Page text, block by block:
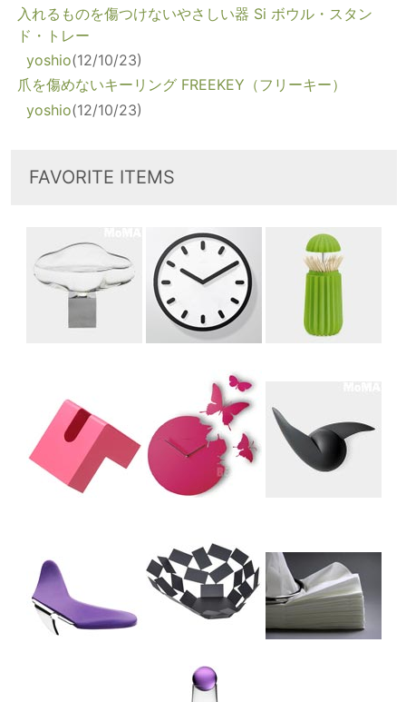
入れるものを傷つけないやさしい器 Si ボウル・スタン
ド・トレー
yoshio(12/10/23)
爪を傷めないキーリング FREEKEY（フリーキー）
yoshio(12/10/23)
FAVORITE ITEMS